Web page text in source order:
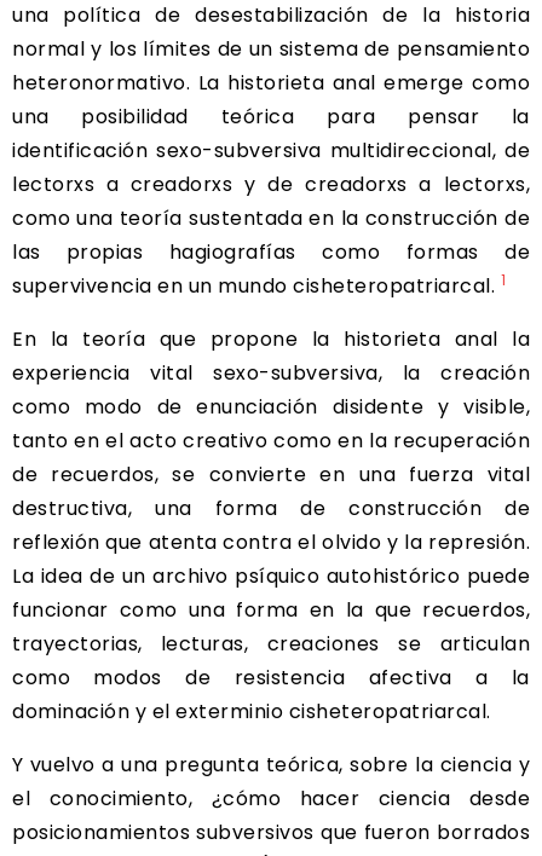
una política de desestabilización de la historia
normal y los límites de un sistema de pensamiento
heteronormativo. La historieta anal emerge como
una posibilidad teórica para pensar la
identificación sexo-subversiva multidireccional, de
lectorxs a creadorxs y de creadorxs a lectorxs,
como una teoría sustentada en la construcción de
las propias hagiografías como formas de
supervivencia en un mundo cisheteropatriarcal. 1
En la teoría que propone la historieta anal la
experiencia vital sexo-subversiva, la creación
como modo de enunciación disidente y visible,
tanto en el acto creativo como en la recuperación
de recuerdos, se convierte en una fuerza vital
destructiva, una forma de construcción de
reflexión que atenta contra el olvido y la represión.
La idea de un archivo psíquico autohistórico puede
funcionar como una forma en la que recuerdos,
trayectorias, lecturas, creaciones se articulan
como modos de resistencia afectiva a la
dominación y el exterminio cisheteropatriarcal.
Y vuelvo a una pregunta teórica, sobre la ciencia y
el conocimiento, ¿cómo hacer ciencia desde
posicionamientos subversivos que fueron borrados